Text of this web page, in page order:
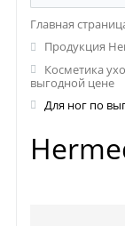
Главная
Продукция
Косметика
выгодной цене
Для ног по